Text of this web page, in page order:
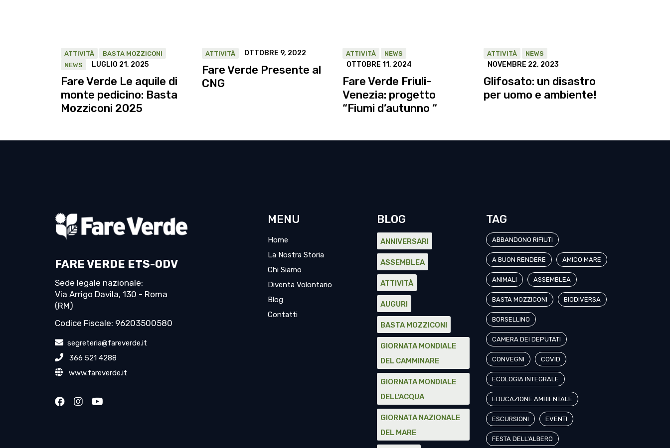
ATTIVITÀ
BASTA MOZZICONI
NEWS
LUGLIO 21, 2025
Fare Verde Le aquile di
monte pedicino: Basta
Mozziconi 2025
ATTIVITÀ OTTOBRE 9, 2022
Fare Verde Presente al
CNG
ATTIVITÀ NEWS
OTTOBRE 11, 2024
Fare Verde Friuli-
Venezia: progetto
“Fiumi d’autunno “
ATTIVITÀ NEWS
NOVEMBRE 22, 2023
Glifosato: un disastro
per uomo e ambiente!
FARE VERDE ETS-ODV
Sede legale nazionale:
Via Arrigo Davila, 130 - Roma
(RM)
Codice Fiscale: 96203500580
segreteria@fareverde.it
366 521 4288
www.fareverde.it
MENU
Home
La Nostra Storia
Chi Siamo
Diventa Volontario
Blog
Contatti
BLOG
ANNIVERSARI
ASSEMBLEA
ATTIVITÀ
AUGURI
BASTA MOZZICONI
GIORNATA MONDIALE
DEL CAMMINARE
GIORNATA MONDIALE
DELL'ACQUA
GIORNATA NAZIONALE
DEL MARE
TAG
ABBANDONO RIFIUTI
A BUON RENDERE AMICO MARE
ANIMALI ASSEMBLEA
BASTA MOZZICONI BIODIVERSA
BORSELLINO
CAMERA DEI DEPUTATI
CONVEGNI COVID
ECOLOGIA INTEGRALE
EDUCAZIONE AMBIENTALE
ESCURSIONI EVENTI
FESTA DELL'ALBERO